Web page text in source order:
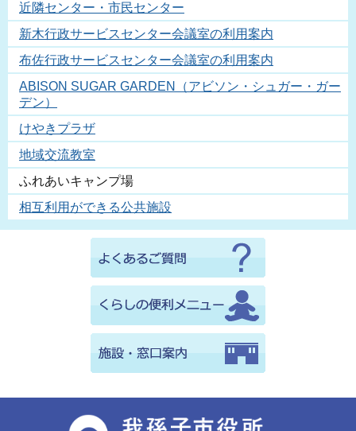
近隣センター・市民センター
新木行政サービスセンター会議室の利用案内
布佐行政サービスセンター会議室の利用案内
ABISON SUGAR GARDEN（アビソン・シュガー・ガー
デン）
けやきプラザ
地域交流教室
ふれあいキャンプ場
相互利用ができる公共施設